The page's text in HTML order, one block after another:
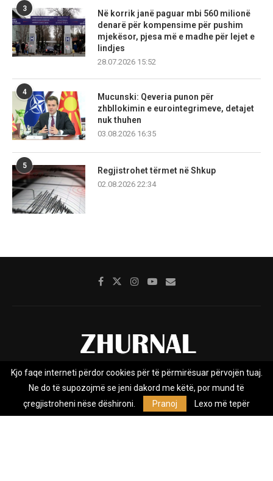
3
Në korrik janë paguar mbi 560 milionë
denarë për kompensime për pushim
mjekësor, pjesa më e madhe për lejet e
lindjes
28.07.2026 15:52
4
Mucunski: Qeveria punon për
zhbllokimin e eurointegrimeve, detajet
nuk thuhen
03.08.2026 16:35
5
Regjistrohet tërmet në Shkup
02.08.2026 22:34
Rreth nesh Impresumi Marketing
Privacy Policy
Zhurnal.mk është Agjenci e Lajmeve e pavarur, e themeluar në vitin
Kjo faqe interneti përdor cookies për të përmirësuar përvojën tuaj.
Ne do të supozojmë se jeni dakord me këtë, por mund të
çregjistroheni nëse dëshironi.
Pranoj Lexo më tepër